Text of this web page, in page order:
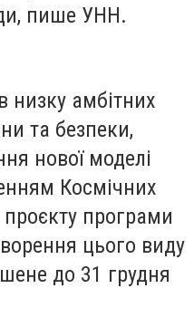
пише УНН.
низку амбітних
та безпеки,
нової моделі
Космічних
програми
цього виду
до 31 грудня